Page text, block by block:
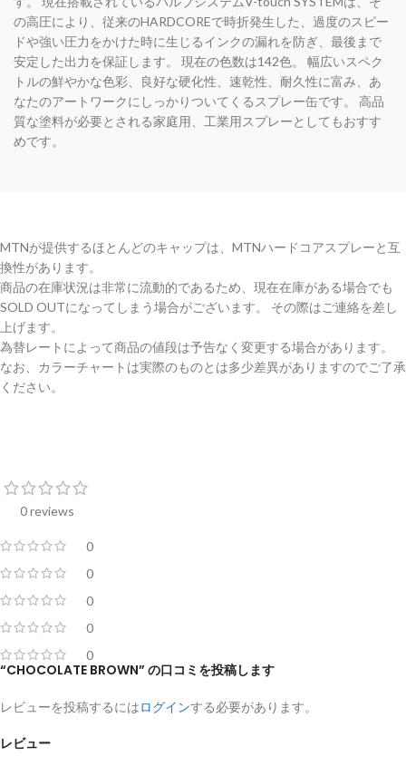
の高圧により、従来のHARDCOREで時折発生した、過度のスピー
ドや強い圧力をかけた時に生じるインクの漏れを防ぎ、最後まで
安定した出力を保証します。 現在の色数は142色。 幅広いスペク
トルの鮮やかな色彩、良好な硬化性、速乾性、耐久性に富み、あ
なたのアートワークにしっかりついてくるスプレー缶です。 高品
質な塗料が必要とされる家庭用、工業用スプレーとしてもおすす
めです。
MTNが提供するほとんどのキャップは、MTNハードコアスプレーと互
換性があります。
商品の在庫状況は非常に流動的であるため、現在在庫がある場合でも
SOLD OUTになってしまう場合がございます。 その際はご連絡を差し
上げます。
為替レートによって商品の値段は予告なく変更する場合があります。
なお、カラーチャートは実際のものとは多少差異がありますのでご了承
ください。
0 reviews
0
0
0
0
0
レビュー
“CHOCOLATE BROWN” の口コミを投稿します
レビューを投稿するにはログインする必要があります。